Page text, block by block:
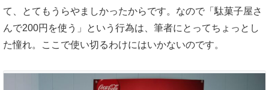
て、とてもうらやましかったからです。なので「駄菓子屋さ
んで200円を使う」という行為は、筆者にとってちょっとし
た憧れ。ここで使い切るわけにはいかないのです。